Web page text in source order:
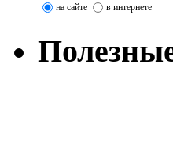
на сайте в интернете